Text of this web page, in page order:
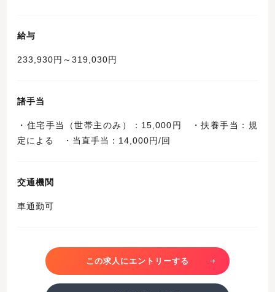
給与
233,930円～319,030円
諸手当
・住宅手当（世帯主のみ）：15,000円 ・扶養手当：規
定による ・当直手当：14,000円/回
交通機関
車通勤可
この求人にエントリーする